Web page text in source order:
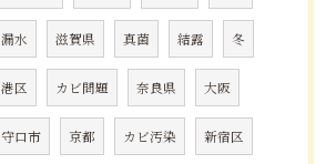
漏水 滋賀県 真菌 結露 冬
港区 カビ問題 奈良県 大阪
守口市 京都 カビ汚染 新宿区